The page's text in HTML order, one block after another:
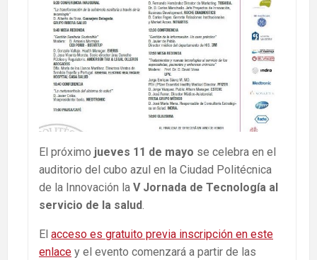
El próximo jueves 11 de mayo se celebra en el
auditorio del cubo azul en la Ciudad Politécnica
de la Innovación la V Jornada de Tecnología al
servicio de la salud.
El acceso es gratuito previa inscripción en este
enlace y el evento comenzará a partir de las